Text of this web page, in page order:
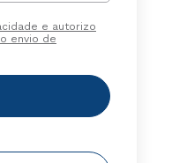
e autorizo
envio de